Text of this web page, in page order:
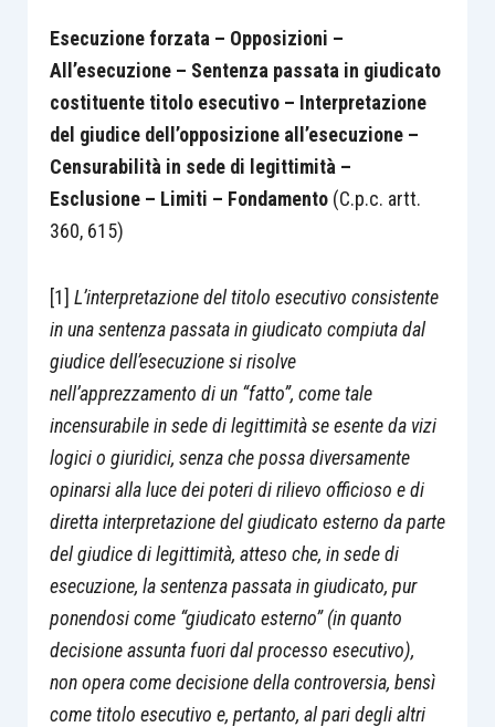
Esecuzione forzata – Opposizioni –
All’esecuzione – Sentenza passata in giudicato
costituente titolo esecutivo – Interpretazione
del giudice dell’opposizione all’esecuzione –
Censurabilità in sede di legittimità –
Esclusione – Limiti – Fondamento(C.p.c. artt.
360, 615)
[1] L’interpretazione del titolo esecutivo consistente
in una sentenza passata in giudicato compiuta dal
giudice dell’esecuzione si risolve
nell’apprezzamento di un “fatto”, come tale
incensurabile in sede di legittimità se esente da vizi
logici o giuridici, senza che possa diversamente
opinarsi alla luce dei poteri di rilievo officioso e di
diretta interpretazione del giudicato esterno da parte
del giudice di legittimità, atteso che, in sede di
esecuzione, la sentenza passata in giudicato, pur
ponendosi come “giudicato esterno” (in quanto
decisione assunta fuori dal processo esecutivo),
non opera come decisione della controversia, bensì
come titolo esecutivo e, pertanto, al pari degli altri